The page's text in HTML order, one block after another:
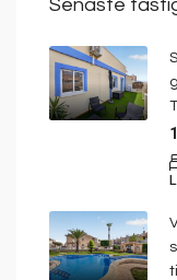
Senaste